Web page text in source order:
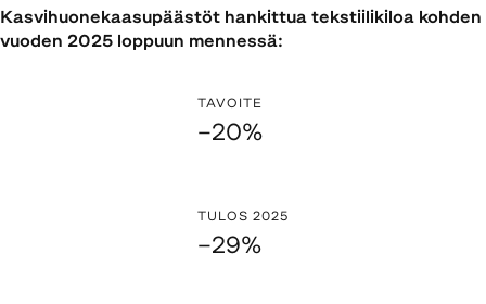
Kasvihuonekaasupäästöt hankittua tekstiilikiloa kohden
vuoden 2025 loppuun mennessä:
TAVOITE
–20%
TULOS 2025
–29%